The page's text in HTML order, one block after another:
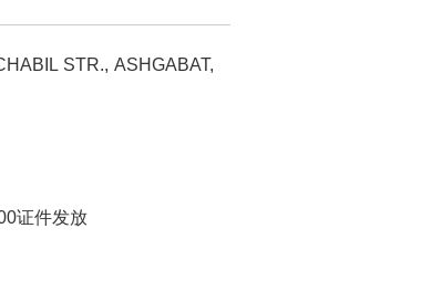
STR., ASHGABAT,
证件发放